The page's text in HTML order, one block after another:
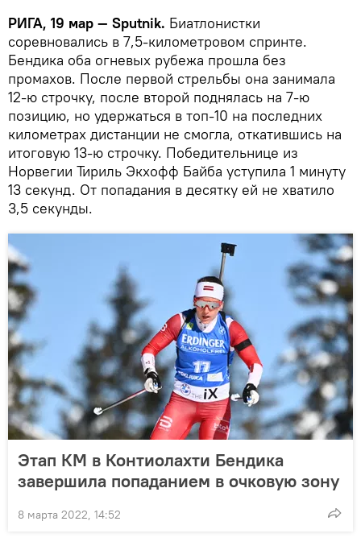
РИГА, 19 мар — Sputnik. Биатлонистки
соревновались в 7,5-километровом спринте.
Бендика оба огневых рубежа прошла без
промахов. После первой стрельбы она занимала
12-ю строчку, после второй поднялась на 7-ю
позицию, но удержаться в топ-10 на последних
километрах дистанции не смогла, откатившись на
итоговую 13-ю строчку. Победительнице из
Норвегии Тириль Экхофф Байба уступила 1 минуту
13 секунд. От попадания в десятку ей не хватило
3,5 секунды.
Этап КМ в Контиолахти Бендика
завершила попаданием в очковую зону
8 марта 2022, 14:52